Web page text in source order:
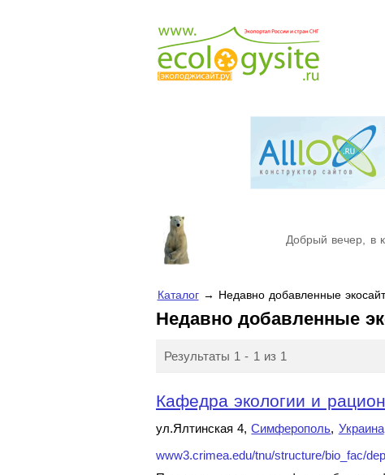
Добрый вечер, в
Каталог→ Недавно добавленные
Недавно добавленные
Результаты 1 - 1 из 1
Кафедра экологии и
ул.Ялтинская 4,Симферополь, Украина
www3.crimea.edu/tnu/structure/bio_fac/